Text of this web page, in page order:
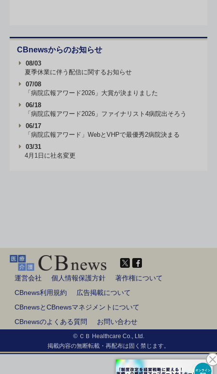
CBnewsからのお知らせ
08/03
夏季休業に伴う配信に関するお知らせ
07/08
「病院広報アワード2026」大賞が決まりました
06/18
「病院広報アワード2026」ファイナリスト4病院出そろう
06/17
「病院広報アワード」WebとVHPで最優秀2病院決まる
03/31
4月1日に社名変更
運営会社 個人情報保護方針
著作権について
CBnews利用規約
広告掲載について
CBnewsとCBnewsマネジメントについて
CBnewsのよくある質問
お問い合わせ
© ＣＢ Healthcare Co., Ltd.
掲載内容の無断転載・再配布は固く禁じます。